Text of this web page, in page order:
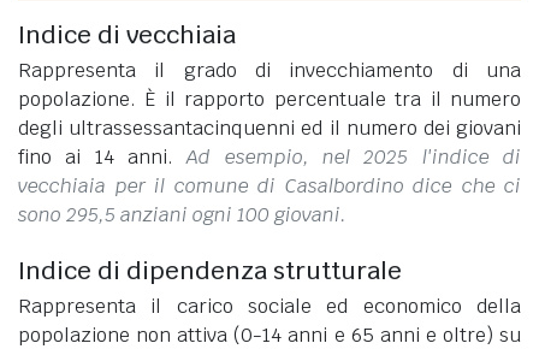
Indice di vecchiaia
Rappresenta il grado di invecchiamento di una
popolazione. È il rapporto percentuale tra il numero
degli ultrassessantacinquenni ed il numero dei giovani
fino ai 14 anni.Ad esempio, nel 2025 l'indice di
vecchiaia per il comune di Casalbordino dice che ci
sono 295,5 anziani ogni 100 giovani.
Indice di dipendenza strutturale
Rappresenta il carico sociale ed economico della
popolazione non attiva (0-14 anni e 65 anni e oltre) su